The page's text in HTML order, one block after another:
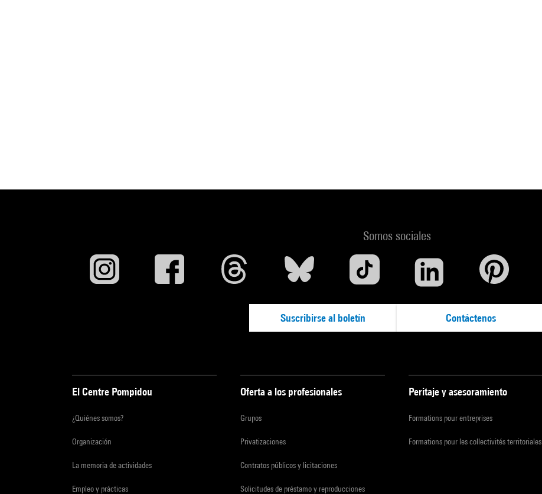
Somos sociales
Suscribirse al boletín Contáctenos
El Centre Pompidou
¿Quiénes somos?
Organización
La memoria de actividades
Empleo y prácticas
Oferta a los profesionales
Grupos
Privatizaciones
Contratos públicos y licitaciones
Solicitudes de préstamo y reproducciones
Peritaje y asesoramiento
Formations pour entreprises
Formations pour les collectivités territoriales